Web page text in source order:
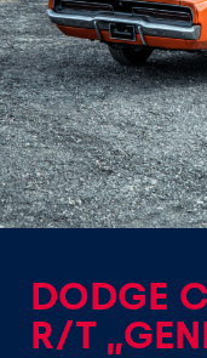
Events
DODGE
R/T